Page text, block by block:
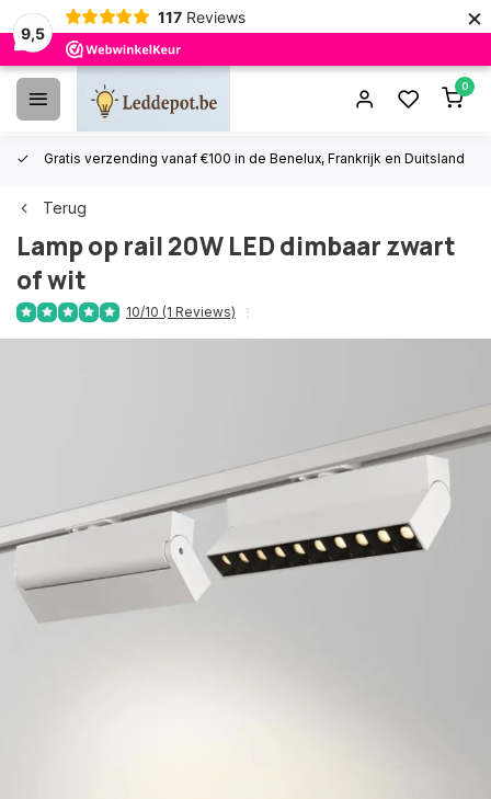
9,5
117 Reviews ×
0
Gratis verzending vanaf €100 in de Benelux, Frankrijk en Duitsland
Terug
Lamp op rail 20W LED dimbaar zwart
of wit
10/10 (1 Reviews)